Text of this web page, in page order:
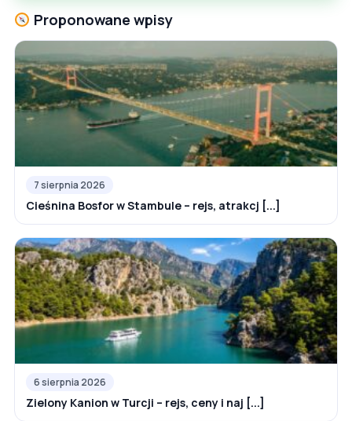
Proponowane wpisy
7 sierpnia 2026
Cieśnina Bosfor w Stambule – rejs, atrakcj [...]
6 sierpnia 2026
Zielony Kanion w Turcji – rejs, ceny i naj [...]